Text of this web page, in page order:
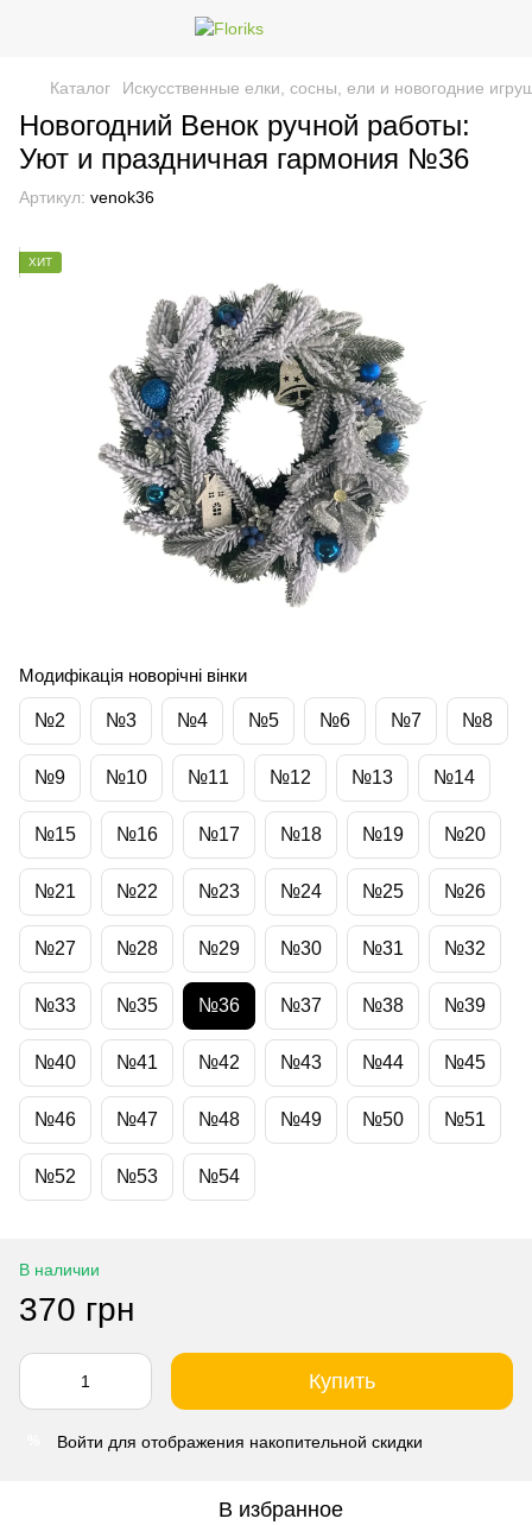
Каталог Искусственные елки, сосны, ели и новогодние
Новогодний Венок ручной работы:
Уют и праздничная гармония №36
Артикул: venok36
ХИТ
Модифікація новорічні вінки
№2 №3 №4 №5 №6 №7 №8
№9 №10 №11 №12 №13 №14
№15 №16 №17 №18 №19 №20
№21 №22 №23 №24 №25 №26
№27 №28 №29 №30 №31 №32
№33 №35 №36 №37 №38 №39
№40 №41 №42 №43 №44 №45
№46 №47 №48 №49 №50 №51
№52 №53 №54
В наличии
370 грн
Купить
Войти для отображения накопительной скидки
В избранное